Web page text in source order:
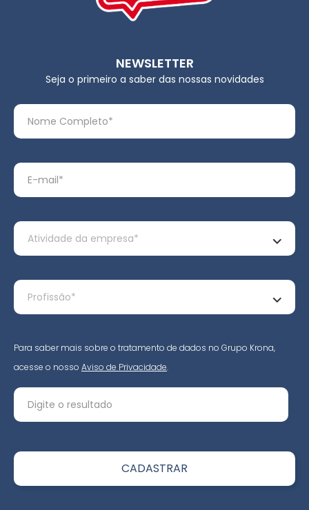
NEWSLETTER
Seja o primeiro a saber das nossas novidades
Para saber mais sobre o tratamento de dados no Grupo Krona,
acesse o nosso Aviso de Privacidade.